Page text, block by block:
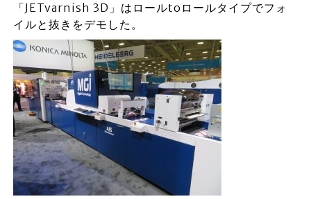
「JETvarnish 3D」はロールtoロールタイプでフォ
イルと抜きをデモした。